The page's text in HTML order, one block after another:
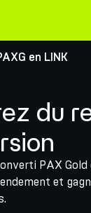
en LINK
du
PAX
et